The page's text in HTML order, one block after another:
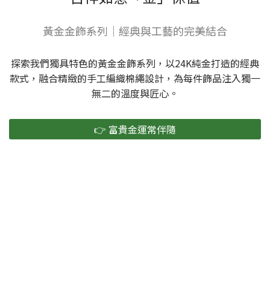
黃金金飾系列｜經典與工藝的完美結合
探索我們獨具特色的黃金金飾系列，以24K純金打造的經典
款式，融合精緻的手工編織棉繩設計，為每件飾品注入獨一
無二的溫度與匠心。
👉 富貴金運常伴隨